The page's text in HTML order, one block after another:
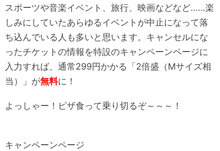
スポーツや音楽イベント、旅行、映画などなど……楽
しみにしていたあらゆるイベントが中止になって落
ち込んでいる人も多いと思います。キャンセルにな
ったチケットの情報を特設のキャンペーンページに
入力すれば、通常299円かかる「2倍盛（Mサイズ相
当）」が無料に！
よっしゃー！ピザ食って乗り切るぞ～～～！
キャンペーンページ